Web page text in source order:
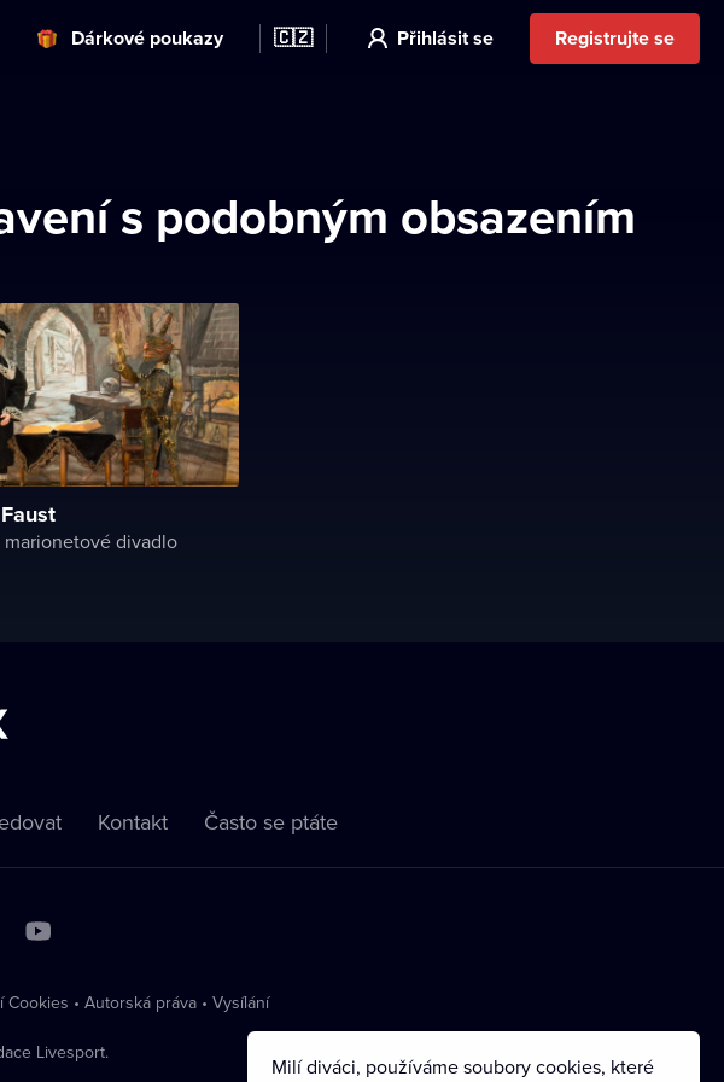
Dárkové poukazy 🇨🇿 Přihlásit se Registrujte se
s podobným obsazením
marionetové divadlo
Kontakt Často se ptáte
Cookies • Autorská práva • Vysílání
Livesport.
Milí diváci, používáme soubory cookies, které